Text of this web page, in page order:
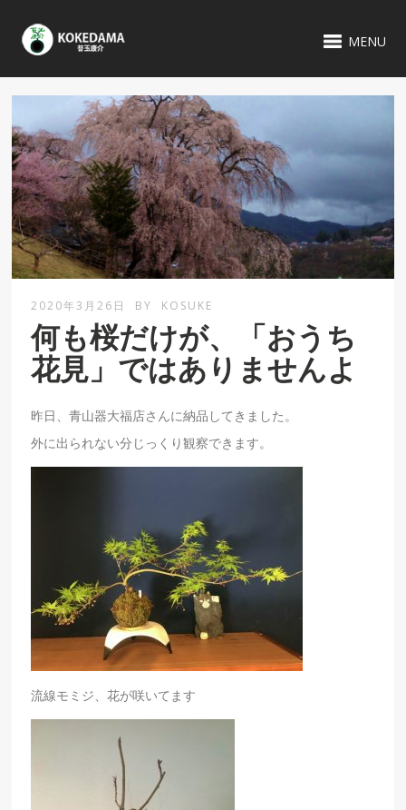
MENU
2020年3月26日 BY KOSUKE
何も桜だけが、「おうち
花見」ではありませんよ
昨日、青山器大福店さんに納品してきました。
外に出られない分じっくり観察できます。
流線モミジ、花が咲いてます